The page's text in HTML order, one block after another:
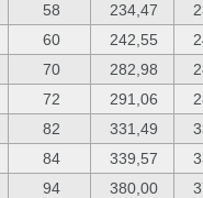
58 234,47
60 242,55
70 282,98
72 291,06
82 331,49
84 339,57
94 380,00